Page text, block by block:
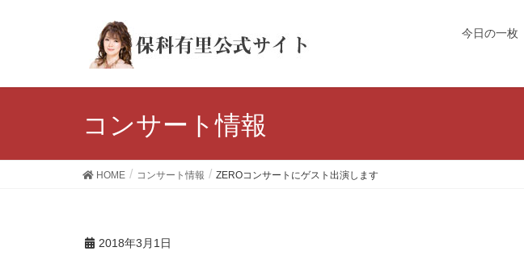
今日の一枚
コンサート情報
HOME コンサート情報 ZEROコンサートにゲスト出演します
2018年3月1日